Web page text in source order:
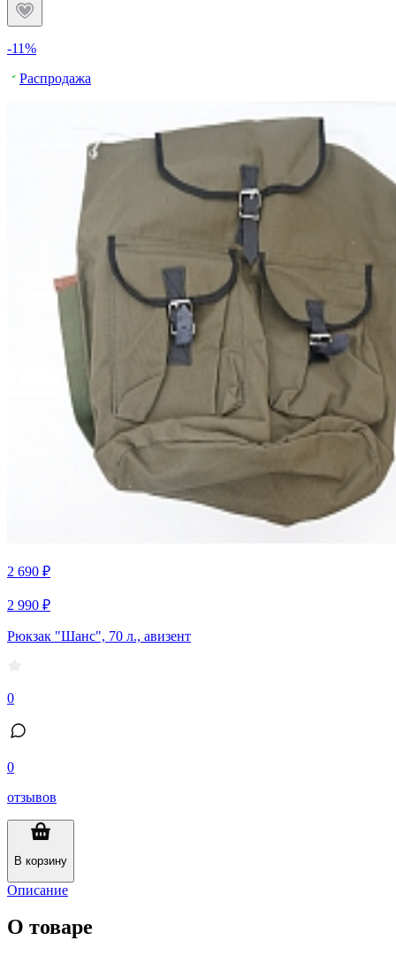
-11%
Распродажа
2 690 ₽
2 990 ₽
Рюкзак "Шанс", 70 л., авизент
0
0
отзывов
В корзину
Описание
О товаре